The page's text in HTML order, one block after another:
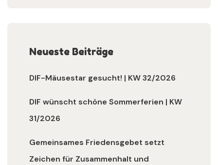
Neueste Beiträge
DIF-Mäusestar gesucht! | KW 32/2026
DIF wünscht schöne Sommerferien | KW
31/2026
Gemeinsames Friedensgebet setzt
Zeichen für Zusammenhalt und